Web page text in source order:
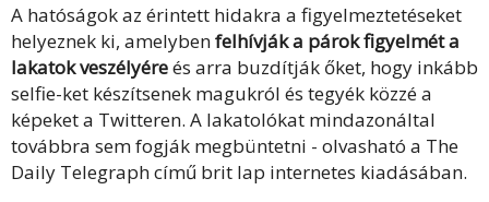
A hatóságok az érintett hidakra a figyelmeztetéseket
helyeznek ki, amelybenfelhívják a párok figyelmét a
lakatok veszélyéreés arra buzdítják őket, hogy inkább
selfie-ket készítsenek magukról és tegyék közzé a
képeket a Twitteren. A lakatolókat mindazonáltal
továbbra sem fogják megbüntetni - olvasható a The
Daily Telegraph című brit lap internetes kiadásában.